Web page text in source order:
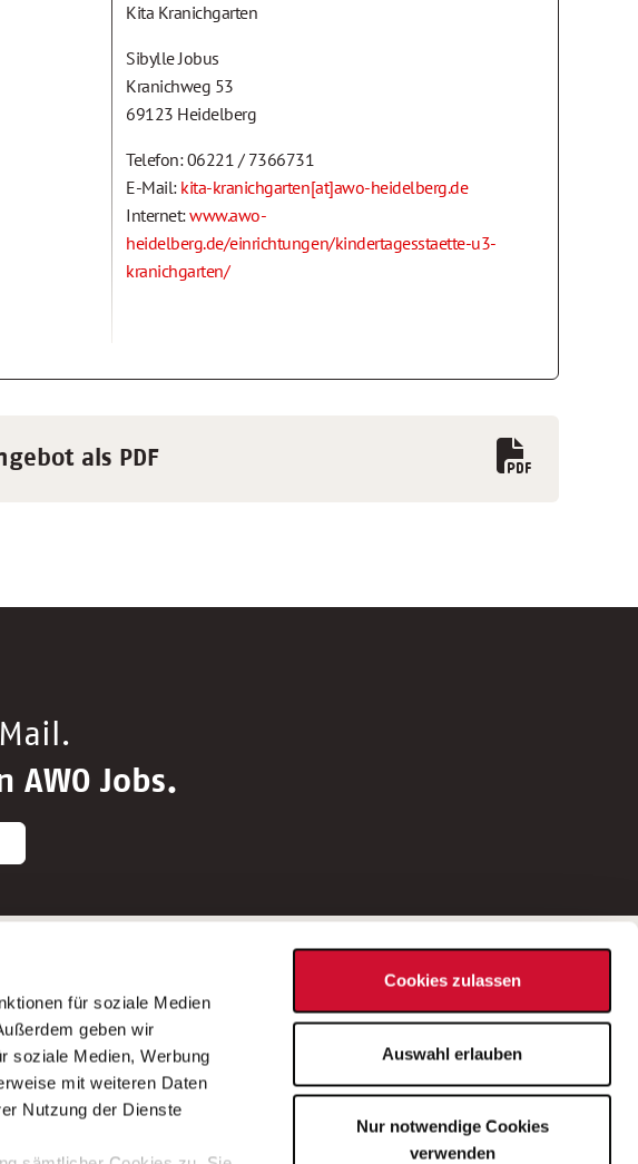
für soziale Medien
geben wir
soziale Medien, Werbung
mit weiteren Daten
Nutzung der Dienste
Cookies zulassen
Auswahl erlauben
Nur notwendige Cookies
verwenden
Kita Kranichgarten
Sibylle Jobus
Kranichweg 53
69123 Heidelberg
Telefon: 06221 / 7366731
E-Mail: kita-kranichgarten[at]awo-heidelberg.de
Internet:www.awo-
heidelberg.de/einrichtungen/kindertagesstaette-u3-
kranichgarten/
als PDF
AWO Jobs.
nach Bundesland
nach Bundesländern
Bei Fragen zu einer Stellenausschreibung
wenden Sie sich bitte an die*den in der
Stellenausschreibung genannte*n
Ansprechpartner*in.